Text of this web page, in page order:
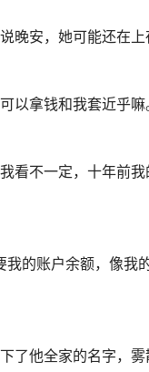
晚安，她可能还在上
以拿钱和我套近乎嘛
看不一定，十年前
我的账户余额，像我
了他全家的名字，